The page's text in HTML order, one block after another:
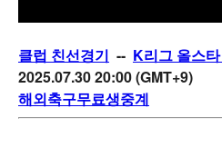
클럽 친선경기 -- K리그 올스
2025.07.30 20:00 (GMT+9)
해외축구무료생중계